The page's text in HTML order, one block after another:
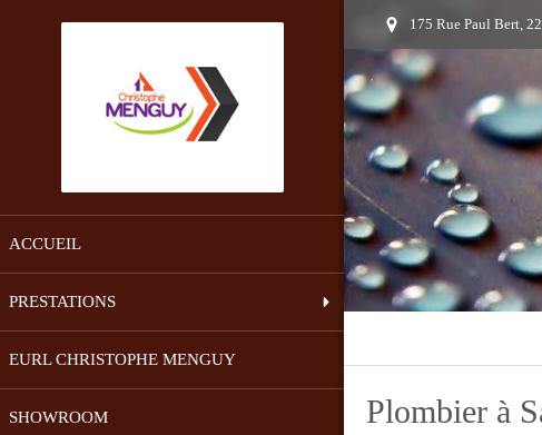
ACCUEIL
PRESTATIONS
EURL CHRISTOPHE MENGUY
SHOWROOM
175 Rue Paul Bert,
Plombier à